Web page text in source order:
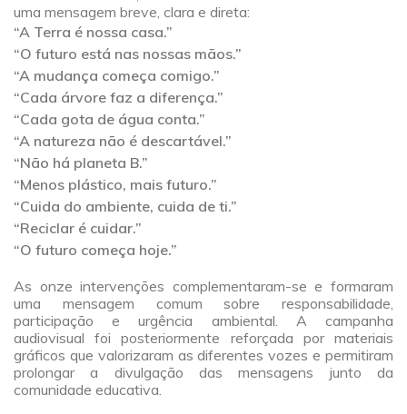
uma mensagem breve, clara e direta:
“A Terra é nossa casa.”
“O futuro está nas nossas mãos.”
“A mudança começa comigo.”
“Cada árvore faz a diferença.”
“Cada gota de água conta.”
“A natureza não é descartável.”
“Não há planeta B.”
“Menos plástico, mais futuro.”
“Cuida do ambiente, cuida de ti.”
“Reciclar é cuidar.”
“O futuro começa hoje.”
As onze intervenções complementaram-se e formaram
uma mensagem comum sobre responsabilidade,
participação e urgência ambiental. A campanha
audiovisual foi posteriormente reforçada por materiais
gráficos que valorizaram as diferentes vozes e permitiram
prolongar a divulgação das mensagens junto da
comunidade educativa.